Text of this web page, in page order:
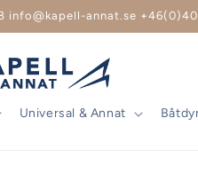
info@kapell-annat.se
Universal & Annat